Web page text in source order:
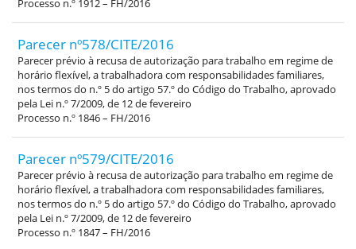
Processo n.º 1912 – FH/2016
Parecer nº578/CITE/2016
Parecer prévio à recusa de autorização para trabalho em regime de
horário flexível, a trabalhadora com responsabilidades familiares,
nos termos do n.º 5 do artigo 57.º do Código do Trabalho, aprovado
pela Lei n.º 7/2009, de 12 de fevereiro
Processo n.º 1846 – FH/2016
Parecer nº579/CITE/2016
Parecer prévio à recusa de autorização para trabalho em regime de
horário flexível, a trabalhadora com responsabilidades familiares,
nos termos do n.º 5 do artigo 57.º do Código do Trabalho, aprovado
pela Lei n.º 7/2009, de 12 de fevereiro
Processo n.º 1847 – FH/2016